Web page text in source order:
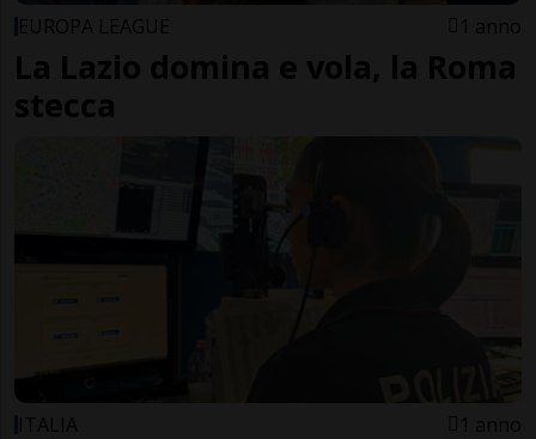
EUROPA LEAGUE 1 anno
La Lazio domina e vola, la Roma
stecca
ITALIA 1 anno